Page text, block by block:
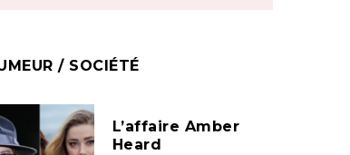
/ SOCIÉTÉ
L’affaire Amber
Heard